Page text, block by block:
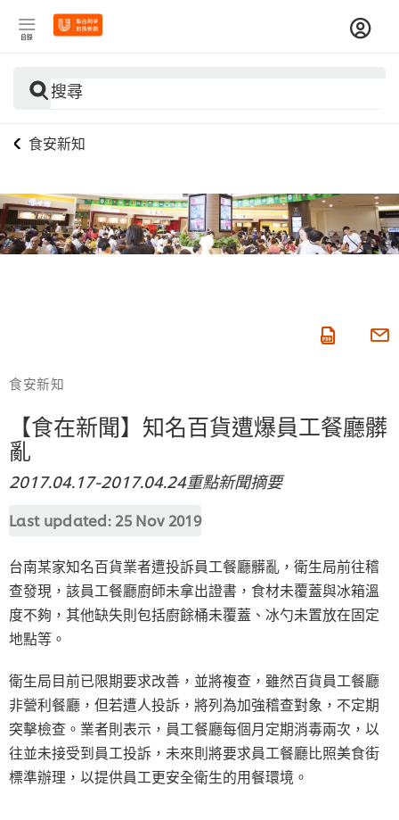
目錄
搜尋
食安新知
食安新知
【食在新聞】知名百貨遭爆員工餐廳髒
亂
2017.04.17-2017.04.24重點新聞摘要
Last updated: 25 Nov 2019
台南某家知名百貨業者遭投訴員工餐廳髒亂，衛生局前往稽
查發現，該員工餐廳廚師未拿出證書，食材未覆蓋與冰箱溫
度不夠，其他缺失則包括廚餘桶未覆蓋、冰勺未置放在固定
地點等。
衛生局目前已限期要求改善，並將複查，雖然百貨員工餐廳
非營利餐廳，但若遭人投訴，將列為加強稽查對象，不定期
突擊檢查。業者則表示，員工餐廳每個月定期消毒兩次，以
往並未接受到員工投訴，未來則將要求員工餐廳比照美食街
標準辦理，以提供員工更安全衛生的用餐環境。